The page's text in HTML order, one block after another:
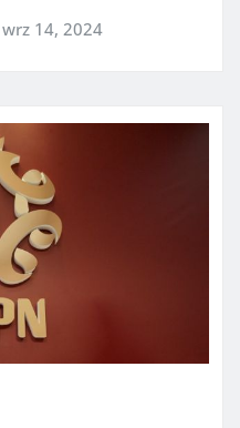
wrz 14, 2024